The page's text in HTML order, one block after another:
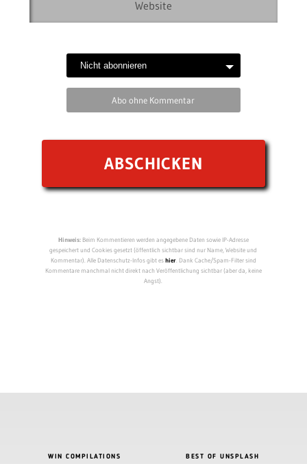
Abo ohne Kommentar
Hinweis:Beim Kommentieren werden angegebene Daten sowie IP-Adresse
gespeichert und Cookies gesetzt (öffentlich sichtbar sind nur Name, Website und
Kommentar). Alle Datenschutz-Infos gibt eshier. Dank Cache/Spam-Filter sind
Kommentare manchmal nicht direkt nach Veröffentlichung sichtbar (aber da, keine
Angst).
WIN COMPILATIONS BEST OF UNSPLASH